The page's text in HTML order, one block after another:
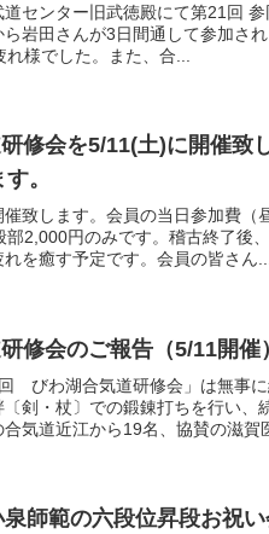
センター旧武徳殿にて第21回
岩田さんが3日間通して参加さ
様でした。また、合...
修会を5/11(土)に開催致
。
致します。会員の当日参加費（
2,000円のみです。稽古終了後
を癒す予定です。会員の皆さん
修会のご報告（5/11開催
びわ湖合気道研修会」は無事
剣・杖〕での鍛錬打ちを行い、
気道近江から19名、協賛の滋賀
師範の六段位昇段お祝